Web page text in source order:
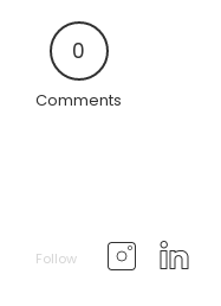
0
Comments
Follow